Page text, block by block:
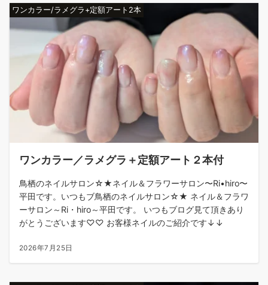
ワンカラー/ラメグラ+定額アート2本
ワンカラー／ラメグラ＋定額アート２本付
鳥栖のネイルサロン☆★ネイル＆フラワーサロン〜Ri•hiro〜
平田です。いつもブ鳥栖のネイルサロン☆★ ネイル＆フラワ
ーサロン～Ri・hiro～平田です。 いつもブログ見て頂きあり
がとうございます♡♡ お客様ネイルのご紹介です↓↓
2026年7月25日